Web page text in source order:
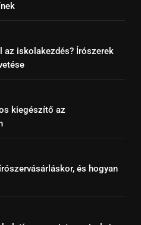
az iskolakezdés? Írószerek
kiegészítő az
és hogyan